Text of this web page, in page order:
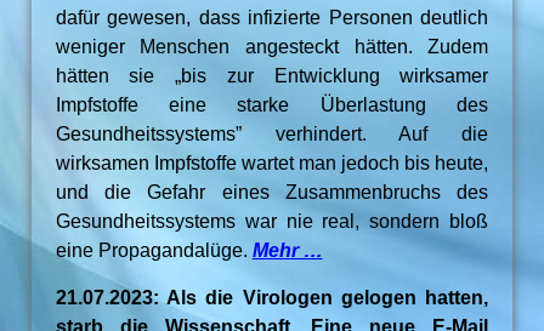
dafür gewesen, dass infizierte Personen deutlich
weniger Menschen angesteckt hätten. Zudem
hätten sie „bis zur Entwicklung wirksamer
Impfstoffe eine starke Überlastung des
Gesundheitssystems” verhindert. Auf die
wirksamen Impfstoffe wartet man jedoch bis heute,
und die Gefahr eines Zusammenbruchs des
Gesundheitssystems war nie real, sondern bloß
eine Propagandalüge. Mehr …
21.07.2023: Als die Virologen gelogen hatten,
starb die Wissenschaft. Eine neue E-Mail